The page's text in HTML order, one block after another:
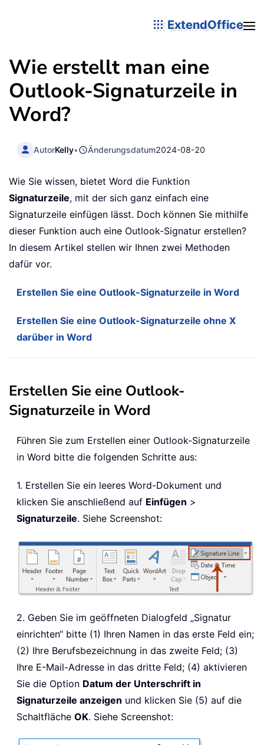
ExtendOffice
Wie erstellt man eine
Outlook-Signaturzeile in
Word?
AutorKelly• Änderungsdatum2024-08-20
Wie Sie wissen, bietet Word die Funktion
Signaturzeile, mit der sich ganz einfach eine
Signaturzeile einfügen lässt. Doch können Sie mithilfe
dieser Funktion auch eine Outlook-Signatur erstellen?
In diesem Artikel stellen wir Ihnen zwei Methoden
dafür vor.
Erstellen Sie eine Outlook-Signaturzeile in Word
Erstellen Sie eine Outlook-Signaturzeile ohne X
darüber in Word
Erstellen Sie eine Outlook-
Signaturzeile in Word
Führen Sie zum Erstellen einer Outlook-Signaturzeile
in Word bitte die folgenden Schritte aus:
1. Erstellen Sie ein leeres Word-Dokument und
klicken Sie anschließend auf Einfügen >
Signaturzeile. Siehe Screenshot:
2. Geben Sie im geöffneten Dialogfeld „Signatur
einrichten“ bitte (1) Ihren Namen in das erste Feld ein;
(2) Ihre Berufsbezeichnung in das zweite Feld; (3)
Ihre E-Mail-Adresse in das dritte Feld; (4) aktivieren
Sie die Option Datum der Unterschrift in
Signaturzeile anzeigen und klicken Sie (5) auf die
Schaltfläche OK. Siehe Screenshot: